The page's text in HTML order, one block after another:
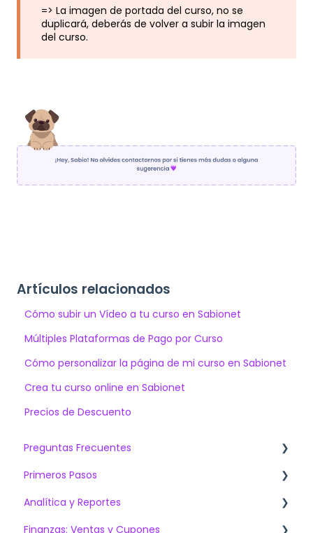
=> La imagen de portada del curso, no se
duplicará, deberás de volver a subir la imagen
del curso.
Artículos relacionados
Cómo subir un Vídeo a tu curso en Sabionet
Múltiples Plataformas de Pago por Curso
Cómo personalizar la página de mi curso en Sabionet
Crea tu curso online en Sabionet
Precios de Descuento
Preguntas Frecuentes
Artículos más vistos
¿Qué debo saber al contratar Sabionet?
Lo más preguntado
Primeros Pasos
Venta de Cursos Online
Capacitación Online Interna y/o Externa
Analítica y Reportes
Dashboards
Finanzas: Ventas y Cupones